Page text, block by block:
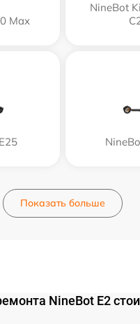
Max
NineBot
Показать больше
NineBot E2